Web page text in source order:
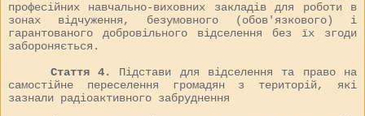
професійних навчально-виховних закладів для роботи в
зонах відчуження, безумовного (обов'язкового) і
гарантованого добровільного відселення без їх згоди
забороняється.
Стаття 4.
Підстави для відселення та право на
самостійне переселення громадян з територій, які
зазнали радіоактивного забруднення